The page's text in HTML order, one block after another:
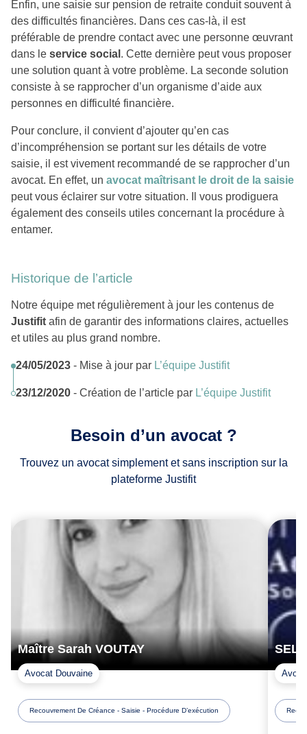
Enfin, une saisie sur pension de retraite conduit souvent à
des difficultés financières. Dans ces cas-là, il est
préférable de prendre contact avec une personne œuvrant
dans le service social . Cette dernière peut vous proposer
une solution quant à votre problème. La seconde solution
consiste à se rapprocher d’un organisme d’aide aux
personnes en difficulté financière.
Pour conclure, il convient d’ajouter qu’en cas
d’incompréhension se portant sur les détails de votre
saisie, il est vivement recommandé de se rapprocher d’un
avocat. En effet, un avocat maîtrisant le droit de la saisie
peut vous éclairer sur votre situation. Il vous prodiguera
également des conseils utiles concernant la procédure à
entamer.
Historique de l’article
Notre équipe met régulièrement à jour les contenus de
Justifit afin de garantir des informations claires, actuelles
et utiles au plus grand nombre.
24/05/2023 - Mise à jour par L’équipe Justifit
23/12/2020 - Création de l’article par L’équipe Justifit
Besoin d’un avocat ?
Trouvez un avocat simplement et sans inscription sur la
plateforme Justifit
Maître Sarah VOUTAY
Avocat Douvaine
Recouvrement De Créance - Saisie - Procédure D’exécution